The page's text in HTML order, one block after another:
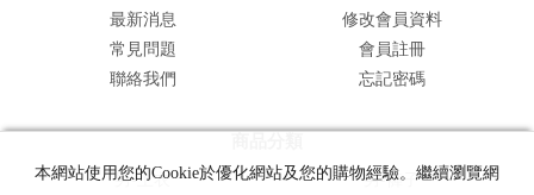
最新消息
常見問題
聯絡我們
修改會員資料
會員註冊
忘記密碼
男-上衣 男-褲子
本網站使用您的Cookie於優化網站及您的購物經驗。繼續瀏覽網